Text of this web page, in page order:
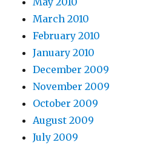
March 2010
February 2010
January 2010
December 2009
November 2009
October 2009
August 2009
July 2009